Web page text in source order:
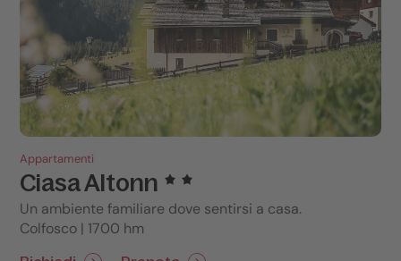
Appartamenti
Ciasa Altonn
Un ambiente familiare dove sentirsi a casa.
Colfosco | 1700 hm